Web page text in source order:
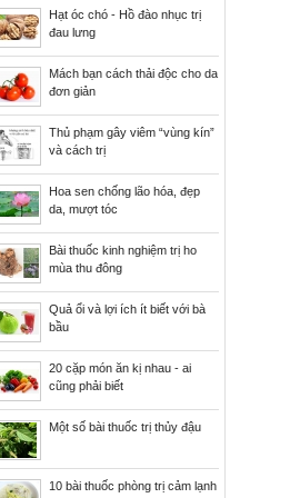
Hạt óc chó - Hồ đào nhục trị
đau lưng
Mách bạn cách thải độc cho da
đơn giản
Thủ phạm gây viêm “vùng kín”
và cách trị
Hoa sen chống lão hóa, đẹp
da, mượt tóc
Bài thuốc kinh nghiệm trị ho
mùa thu đông
Quả ổi và lợi ích ít biết với bà
bầu
20 cặp món ăn kị nhau - ai
cũng phải biết
Một số bài thuốc trị thủy đậu
10 bài thuốc phòng trị cảm lạnh